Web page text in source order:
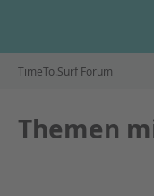
TimeTo.Surf Forum
Themen